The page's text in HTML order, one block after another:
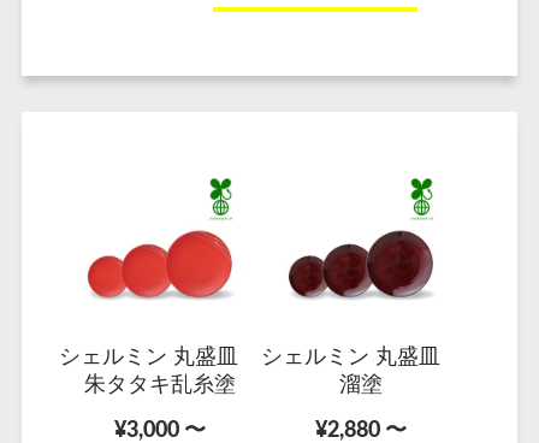
シェルミン 丸盛皿
朱タタキ乱糸塗
¥3,000 〜
シェルミン 丸盛皿
溜塗
¥2,880 〜